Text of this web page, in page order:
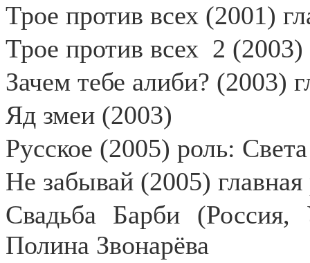
Трое против всех (2001)
Трое против всех 2 (2003)
Зачем тебе алиби? (2003)
Яд змеи (2003)
Русское (2005) роль: Света
Не забывай (2005)
Свадьба Барби (Россия,
Полина Звонарёва